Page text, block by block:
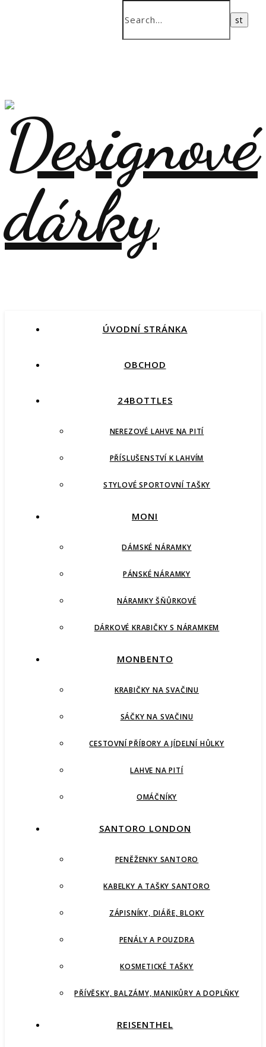
ÚVODNÍ STRÁNKA
OBCHOD
24BOTTLES
NEREZOVÉ LAHVE NA PITÍ
PŘÍSLUŠENSTVÍ K LAHVÍM
STYLOVÉ SPORTOVNÍ TAŠKY
MONI
DÁMSKÉ NÁRAMKY
PÁNSKÉ NÁRAMKY
NÁRAMKY ŠŇŮRKOVÉ
DÁRKOVÉ KRABIČKY S NÁRAMKEM
MONBENTO
KRABIČKY NA SVAČINU
SÁČKY NA SVAČINU
CESTOVNÍ PŘÍBORY A JÍDELNÍ HŮLKY
LAHVE NA PITÍ
OMÁČNÍKY
SANTORO LONDON
PENĚŽENKY SANTORO
KABELKY A TAŠKY SANTORO
ZÁPISNÍKY, DIÁŘE, BLOKY
PENÁLY A POUZDRA
KOSMETICKÉ TAŠKY
PŘÍVĚSKY, BALZÁMY, MANIKŮRY A DOPLŇKY
REISENTHEL